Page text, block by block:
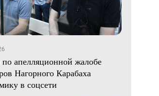
апелляционной жалобе
Нагорного Карабаха
в соцсети